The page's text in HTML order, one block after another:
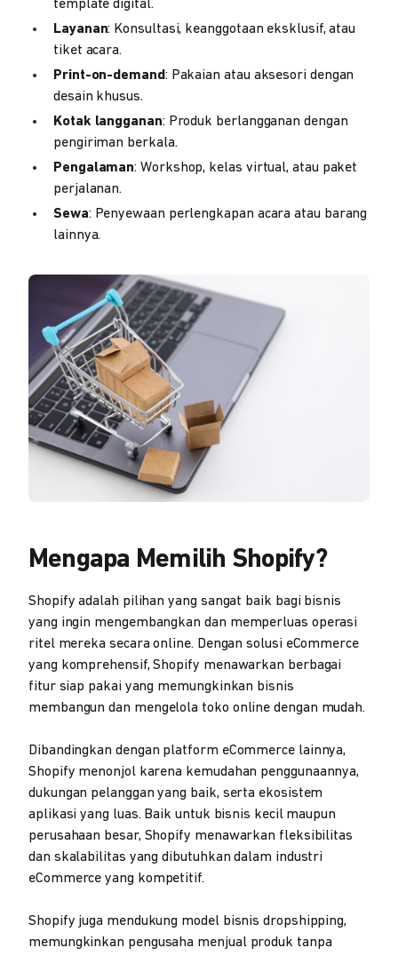
template digital.
Layanan: Konsultasi, keanggotaan eksklusif, atau
tiket acara.
Print-on-demand: Pakaian atau aksesori dengan
desain khusus.
Kotak langganan: Produk berlangganan dengan
pengiriman berkala.
Pengalaman: Workshop, kelas virtual, atau paket
perjalanan.
Sewa: Penyewaan perlengkapan acara atau barang
lainnya.
Mengapa Memilih Shopify?
Shopify adalah pilihan yang sangat baik bagi bisnis
yang ingin mengembangkan dan memperluas operasi
ritel mereka secara online. Dengan solusi eCommerce
yang komprehensif, Shopify menawarkan berbagai
fitur siap pakai yang memungkinkan bisnis
membangun dan mengelola toko online dengan mudah.
Dibandingkan dengan platform eCommerce lainnya,
Shopify menonjol karena kemudahan penggunaannya,
dukungan pelanggan yang baik, serta ekosistem
aplikasi yang luas. Baik untuk bisnis kecil maupun
perusahaan besar, Shopify menawarkan fleksibilitas
dan skalabilitas yang dibutuhkan dalam industri
eCommerce yang kompetitif.
Shopify juga mendukung model bisnis dropshipping,
memungkinkan pengusaha menjual produk tanpa